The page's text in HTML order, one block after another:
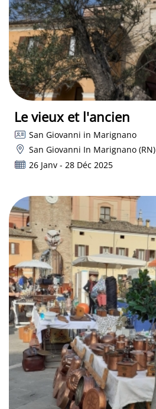
Le vieux et l'ancien
San Giovanni in Marignano
San Giovanni In Marignano (RN)
26 Janv - 28 Déc 2025